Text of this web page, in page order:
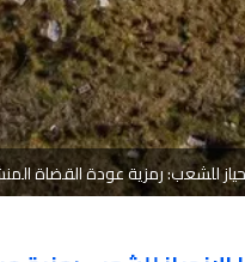
للشعب: رمزية عودة القضاة